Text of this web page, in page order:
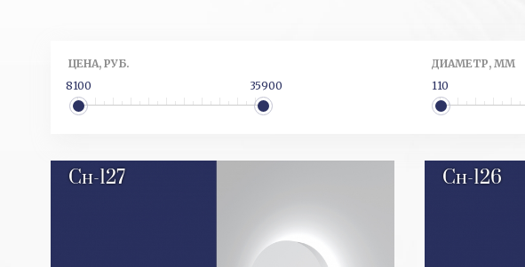
ЦЕНА, РУБ.
8100
35900
ДИАМЕТР, ММ
110
Сн-127 Сн-126